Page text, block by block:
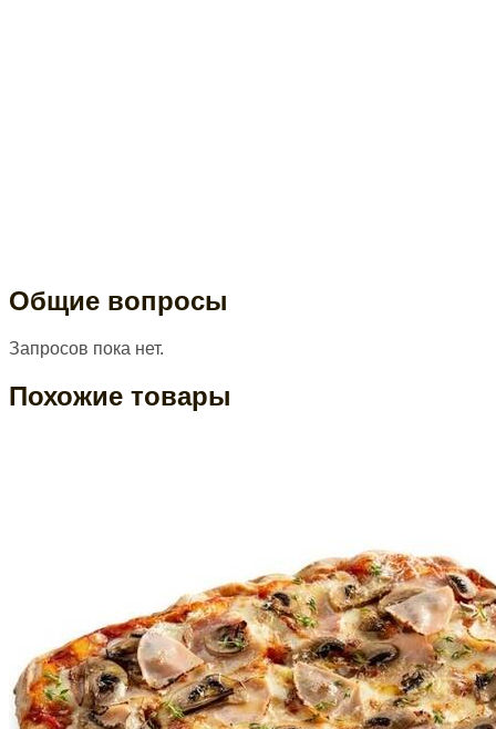
Общие вопросы
Запросов пока нет.
Похожие товары